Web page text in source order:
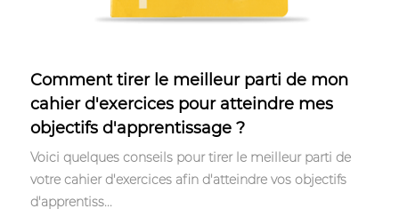
Comment tirer le meilleur parti de mon
cahier d'exercices pour atteindre mes
objectifs d'apprentissage ?
Voici quelques conseils pour tirer le meilleur parti de
votre cahier d'exercices afin d'atteindre vos objectifs
d'apprentiss...